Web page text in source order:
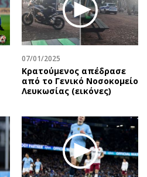
Συνταγές
Έξοδος
Media
Εκπομπές
Wine routes
Podcasts
Προσφορές
Προσωπικότητες στην ''Κ''
Επιστολές
07/01/2025
Κρατούμενος απέδρασε
από το Γενικό Νοσοκομείο
Λευκωσίας (εικόνες)